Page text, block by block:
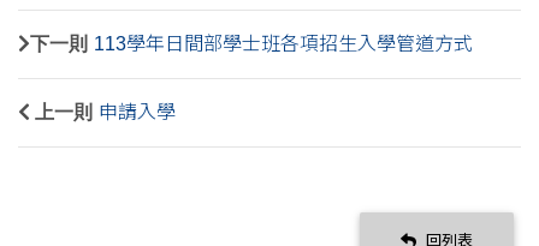
下一則 113學年日間部學士班各項招生入學管道方式
上一則 申請入學
回列表